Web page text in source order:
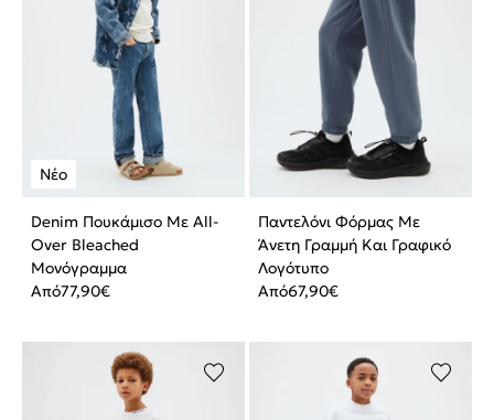
Denim Πουκάμισο Με All-
Over Bleached
Μονόγραμμα
Από77,90€
Παντελόνι Φόρμας Με
Άνετη Γραμμή Και Γραφικό
Λογότυπο
Από67,90€